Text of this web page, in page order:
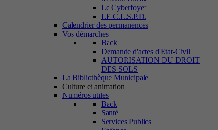
Le Cyberfoyer
LE C.L.S.P.D.
Calendrier des permanences
Vos démarches
Back
Demande d'actes d'Etat-Civil
AUTORISATION DU DROIT
DES SOLS
La Bibliothèque Municipale
Culture et animation
Numéros utiles
Back
Santé
Services Publics